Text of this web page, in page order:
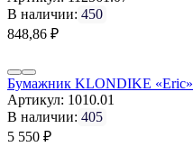
В наличии: 450
848,86 ₽
Бумажник KLONDIKE «Eric»
Артикул: 1010.01
В наличии: 405
5 550 ₽